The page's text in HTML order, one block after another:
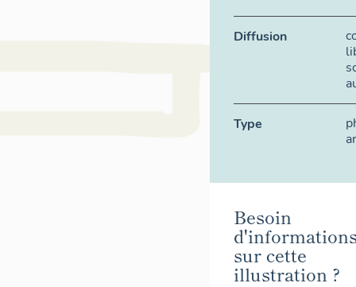
Diffusion
Type
Besoin
sur cette
illustration ?